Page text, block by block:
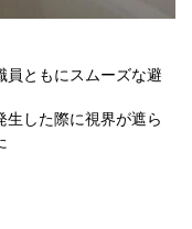
員ともにスムーズな避
した際に視界が遮ら